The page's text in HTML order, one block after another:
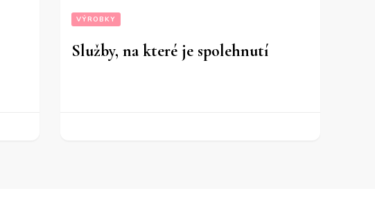
VÝROBKY
Služby, na které je spolehnutí